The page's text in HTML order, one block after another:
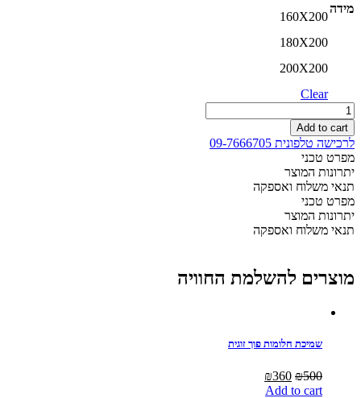
מידה
160X200
180X200
200X200
Clear
מזרון
פרימיום
גראנד
ויסקו
אפקט
הריחוף
ללא
קפיצים
זוגי
quantity
Add to cart
לרכישה טלפונית 09-7666705
מפרט טכני
יתרונות המוצר
תנאי משלוח ואספקה
מפרט טכני
יתרונות המוצר
תנאי משלוח ואספקה
מוצרים להשלמת החוויה
שמיכת חלומות פוך זוגית
₪500
Original
price
₪360
Add to cart